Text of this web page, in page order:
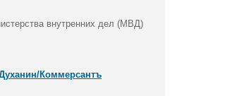
внутренних дел (МВД)
Коммерсантъ